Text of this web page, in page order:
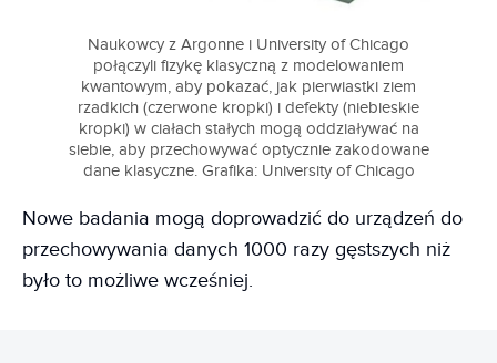
Naukowcy z Argonne i University of Chicago
połączyli fizykę klasyczną z modelowaniem
kwantowym, aby pokazać, jak pierwiastki ziem
rzadkich (czerwone kropki) i defekty (niebieskie
kropki) w ciałach stałych mogą oddziaływać na
siebie, aby przechowywać optycznie zakodowane
dane klasyczne. Grafika: University of Chicago
Nowe badania mogą doprowadzić do urządzeń do
przechowywania danych 1000 razy gęstszych niż
było to możliwe wcześniej.